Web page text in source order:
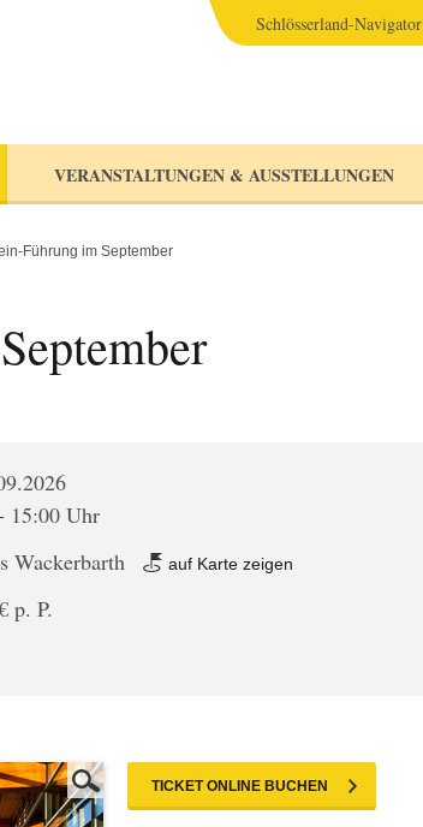
VERANSTALTUNGEN & AUSSTELLUNGEN
Schlösserland-Navigator
Führung im September
15:00 Uhr
Wackerbarth auf Karte zeigen
p. P.
TICKET ONLINE BUCHEN